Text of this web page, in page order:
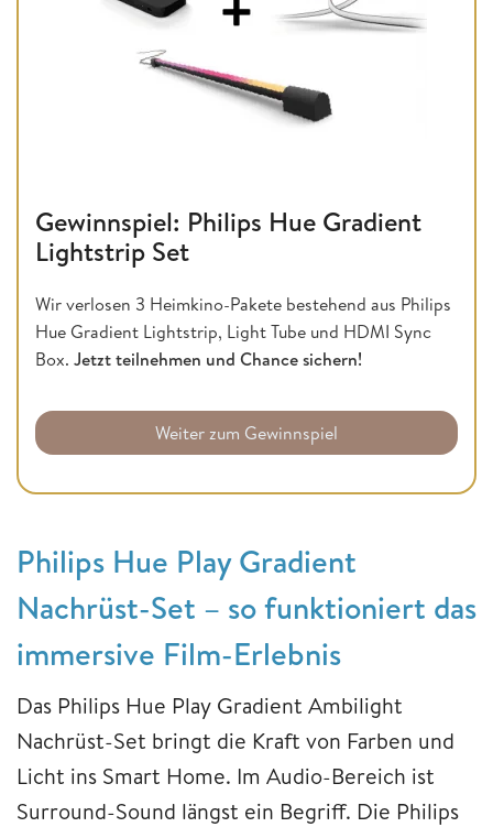
Gewinnspiel: Philips Hue Gradient
Lightstrip Set
Wir verlosen 3 Heimkino-Pakete bestehend aus Philips
Hue Gradient Lightstrip, Light Tube und HDMI Sync
Box. Jetzt teilnehmen und Chance sichern!
Weiter zum Gewinnspiel
Philips Hue Play Gradient
Nachrüst-Set – so funktioniert das
immersive Film-Erlebnis
Das Philips Hue Play Gradient Ambilight
Nachrüst-Set bringt die Kraft von Farben und
Licht ins Smart Home. Im Audio-Bereich ist
Surround-Sound längst ein Begriff. Die Philips